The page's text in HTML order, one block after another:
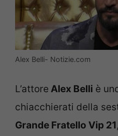
Alex Belli- Notizie.com
L’attore Alex Belli è
chiacchierati della
Grande Fratello Vip 21